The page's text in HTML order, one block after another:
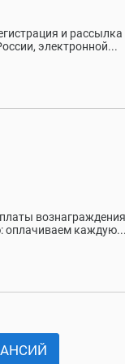
и рассылка
электронной...
вознаграждения
оплачиваем